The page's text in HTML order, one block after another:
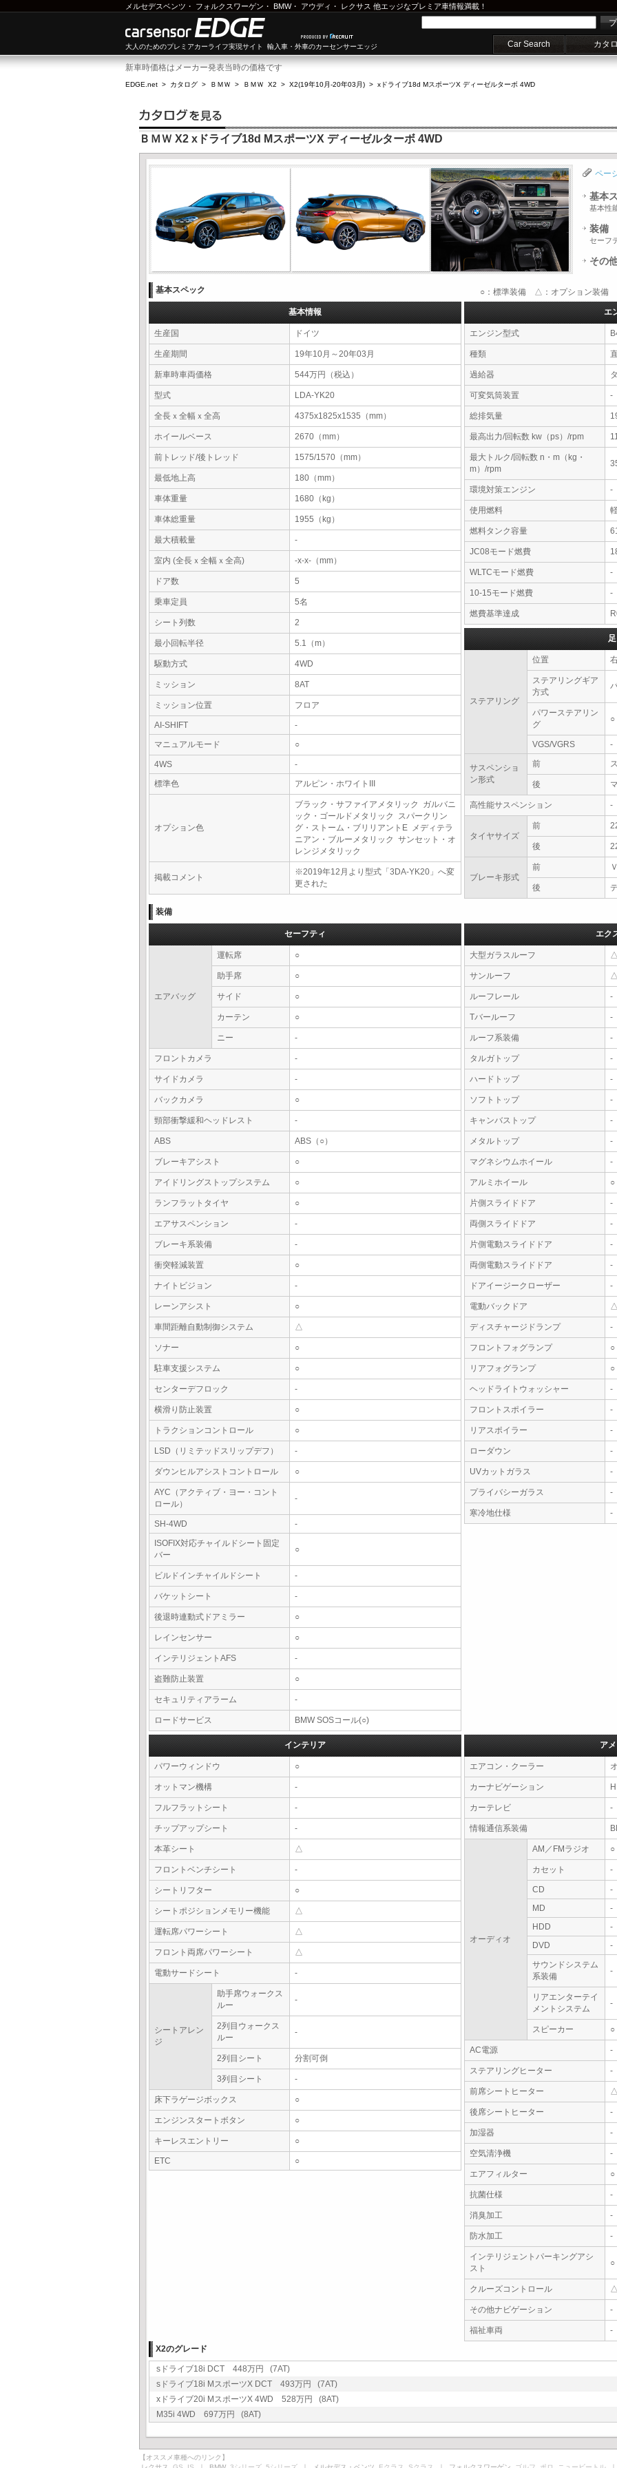
メルセデスベンツ ・ フォルクスワーゲン ・ BMW・ アウディ ・ レクサス 他エッジなプレミア車情報満載！
大人のためのプレミアカーライフ実現サイト 輸入車・外車のカーセンサーエッジ Car Search カタ
新車時価格はメーカー発表当時の価格です
EDGE.net > カタログ > ＢＭＷ > ＢＭＷ X2 > X2(19年10月-20年03月) > xドライブ18d MスポーツX ディーゼルターボ 4WD
ＢＭＷ X2 xドライブ18d MスポーツX ディーゼルターボ 4WD
ペー
基本
基本性
装備
セーフ
その
基本スペック ○：標準装備 △：オプション装備 -
基本情報
生産国 ドイツ
生産期間 19年10月～20年03月
新車時車両価格 544万円（税込）
型式 LDA-YK20
全長ｘ全幅ｘ全高 4375x1825x1535（mm）
ホイールベース 2670（mm）
前トレッド/後トレッド 1575/1570（mm）
最低地上高 180（mm）
車体重量 1680（kg）
車体総重量 1955（kg）
最大積載量 -
室内 (全長ｘ全幅ｘ全高) -x-x-（mm）
ドア数 5
乗車定員 5名
シート列数 2
最小回転半径 5.1（m）
駆動方式 4WD
ミッション 8AT
ミッション位置 フロア
AI-SHIFT
-
マニュアルモード
○
4WS
-
標準色
アルピン・ホワイトIII
オプション色
ブラック・サファイアメタリック ガルバニ
ック・ゴールドメタリック スパークリン
グ・ストーム・ブリリアントE メディテラ
ニアン・ブルーメタリック サンセット・オ
レンジメタリック
掲載コメント
※2019年12月より型式「3DA-YK20」へ変
更された
エ
エンジン型式
種類
過給器
可変気筒装置 -
総排気量
最高出力/回転数 kw（ps）/rpm
最大トルク/回転数 n・m（kg・
m）/rpm
環境対策エンジン -
使用燃料
燃料タンク容量
JC08モード燃費
WLTCモード燃費 -
10-15モード燃費 -
燃費基準達成
ステアリング
位置
ステアリングギア
方式
パワーステアリン
グ
○
VGS/VGRS -
サスペンショ
ン形式
前
後
高性能サスペンション -
タイヤサイズ
前
後
ブレーキ形式
前
後
装備
セーフティ
エアバッグ
運転席 ○
助手席 ○
サイド ○
カーテン ○
ニー -
フロントカメラ -
サイドカメラ -
バックカメラ ○
頸部衝撃緩和ヘッドレスト -
ABS ABS（○）
ブレーキアシスト ○
アイドリングストップシステム ○
ランフラットタイヤ ○
エアサスペンション -
ブレーキ系装備 -
衝突軽減装置 ○
ナイトビジョン -
レーンアシスト ○
車間距離自動制御システム △
ソナー ○
駐車支援システム ○
センターデフロック -
横滑り防止装置 ○
トラクションコントロール ○
LSD（リミテッドスリップデフ） -
ダウンヒルアシストコントロール ○
AYC（アクティブ・ヨー・コント
ロール）
-
SH-4WD
-
ISOFIX対応チャイルドシート固定
バー
○
ビルドインチャイルドシート -
バケットシート -
後退時連動式ドアミラー ○
レインセンサー ○
インテリジェントAFS -
盗難防止装置 ○
セキュリティアラーム -
ロードサービス BMW SOSコール(○)
エク
大型ガラスルーフ
サンルーフ
ルーフレール -
Tバールーフ -
ルーフ系装備 -
タルガトップ -
ハードトップ -
ソフトトップ -
キャンバストップ -
メタルトップ -
マグネシウムホイール -
アルミホイール ○
片側スライドドア -
両側スライドドア -
片側電動スライドドア -
両側電動スライドドア -
ドアイージークローザー -
電動バックドア
ディスチャージドランプ -
フロントフォグランプ ○
リアフォグランプ ○
ヘッドライトウォッシャー -
フロントスポイラー -
リアスポイラー -
ローダウン -
UVカットガラス -
プライバシーガラス -
寒冷地仕様 -
インテリア
パワーウィンドウ ○
オットマン機構 -
フルフラットシート -
チップアップシート -
本革シート △
フロントベンチシート -
シートリフター ○
シートポジションメモリー機能 △
運転席パワーシート △
フロント両席パワーシート △
電動サードシート -
シートアレン
ジ
助手席ウォークス
ルー
-
2列目ウォークス
ルー
-
2列目シート 分割可倒
3列目シート -
床下ラゲージボックス ○
エンジンスタートボタン ○
キーレスエントリー ○
ETC ○
ア
エアコン・クーラー
カーナビゲーション
カーテレビ -
情報通信系装備
オーディオ
AM／FMラジオ ○
カセット -
CD
-
MD
-
HDD
-
DVD
-
サウンドシステム
系装備
-
リアエンターテイ
メントシステム
-
スピーカー ○
AC電源 -
ステアリングヒーター -
前席シートヒーター
後席シートヒーター -
加湿器 -
空気清浄機 -
エアフィルター ○
抗菌仕様 -
消臭加工 -
防水加工 -
インテリジェントパーキングアシ
スト
○
クルーズコントロール
その他ナビゲーション -
福祉車両
-
X2のグレード
sドライブ18i DCT 448万円 (7AT)
sドライブ18i MスポーツX DCT 493万円 (7AT)
xドライブ20i MスポーツX 4WD 528万円 (8AT)
M35i 4WD 697万円 (8AT)
【オススメ車種へのリンク】